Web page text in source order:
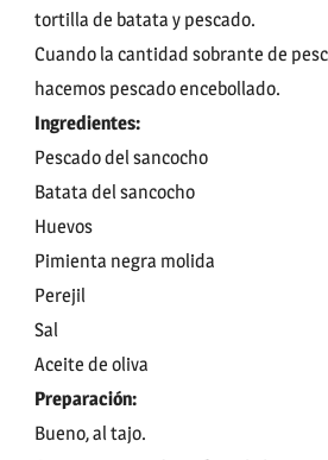
tortilla de batata y pescado.
Cuando la cantidad sobrante de
hacemos pescado encebollado.
Ingredientes:
Pescado del sancocho
Batata del sancocho
Huevos
Pimienta negra molida
Perejil
Sal
Aceite de oliva
Preparación:
Bueno, al tajo.